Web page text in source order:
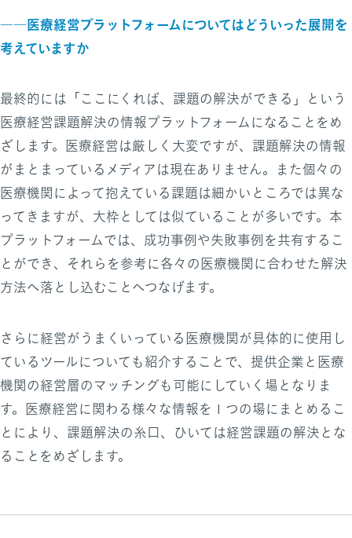
――医療経営プラットフォームについてはどういった展開を
考えていますか
最終的には「ここにくれば、課題の解決ができる」という
医療経営課題解決の情報プラットフォームになることをめ
ざします。医療経営は厳しく大変ですが、課題解決の情報
がまとまっているメディアは現在ありません。また個々の
医療機関によって抱えている課題は細かいところでは異な
ってきますが、大枠としては似ていることが多いです。本
プラットフォームでは、成功事例や失敗事例を共有するこ
とができ、それらを参考に各々の医療機関に合わせた解決
方法へ落とし込むことへつなげます。
さらに経営がうまくいっている医療機関が具体的に使用し
ているツールについても紹介することで、提供企業と医療
機関の経営層のマッチングも可能にしていく場となりま
す。医療経営に関わる様々な情報を１つの場にまとめるこ
とにより、課題解決の糸口、ひいては経営課題の解決とな
ることをめざします。